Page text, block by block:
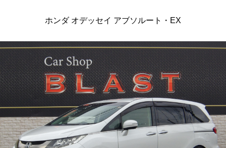
ホンダ オデッセイ アブソルート・EX